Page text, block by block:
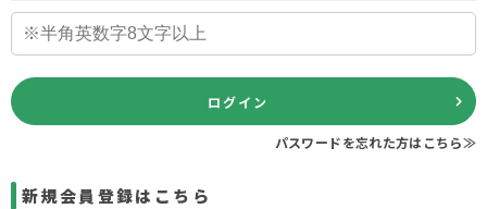
ログイン
パスワードを忘れた方はこちら≫
新規会員登録はこちら